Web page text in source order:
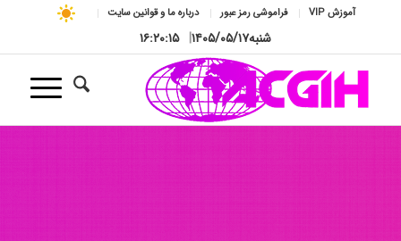
آموزش VIP فراموشی رمز عبور درباره ما و قوانین سایت
شنبه۱۴۰۵/۰۵/۱۷| ۱۶:۲۰:۱۷